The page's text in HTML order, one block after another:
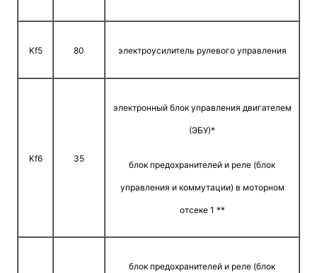
Kf5 80 электроусилитель рулевого управления
Kf6 35
электронный блок управления двигателем
(ЭБУ)*
блок предохранителей и реле (блок
управления и коммутации) в моторном
отсеке 1 **
блок предохранителей и реле (блок